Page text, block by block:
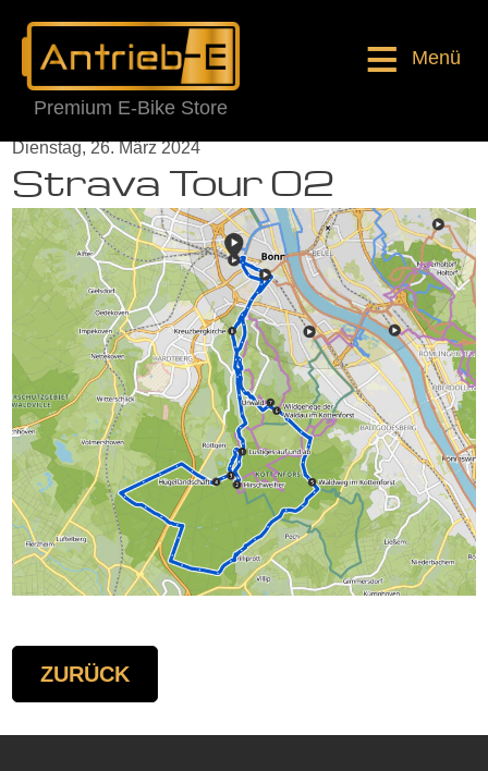
Premium E-Bike Store
Menü
Dienstag, 26. März 2024
Strava Tour 02
ZURÜCK